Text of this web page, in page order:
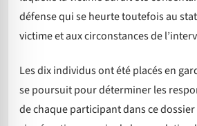
défense qui se heurte toutefois au
victime et aux circonstances de
Les dix individus ont été placés en
se poursuit pour déterminer les
de chaque participant dans ce